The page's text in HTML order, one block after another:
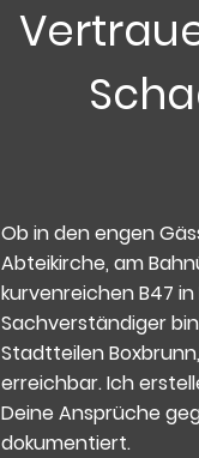
Ob in den engen
Abteikirche, am
kurvenreichen B47
Sachverständiger
Stadtteilen
erreichbar. Ich
Deine Ansprüche
dokumentiert.